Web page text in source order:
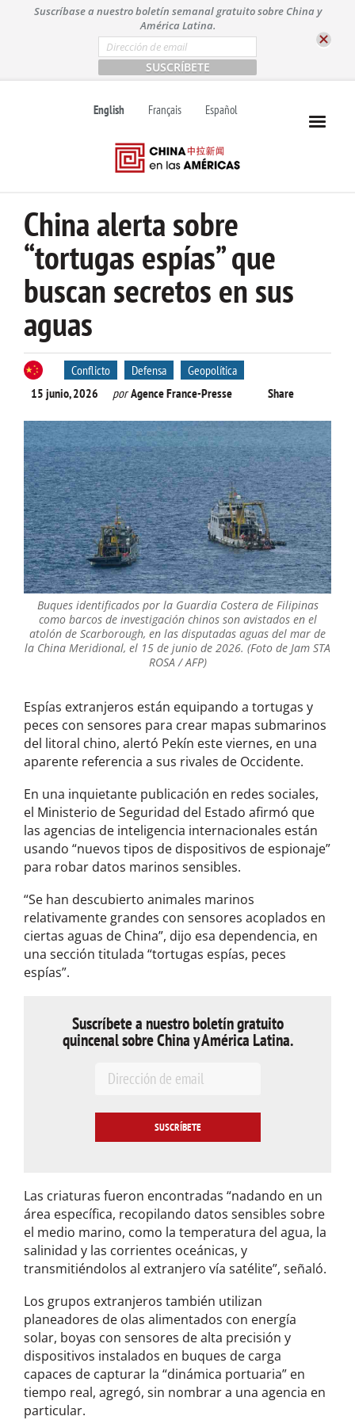
t
Suscríbase a nuestro boletín semanal gratuito sobre China y
América Latina.
E
m
a
i
*
English Français Español
China alerta sobre
“tortugas espías” que
buscan secretos en sus
aguas
Conflicto Defensa
Geopolítica
15 junio, 2026
porAgence France-Presse Share
Buques identificados por la Guardia Costera de Filipinas
como barcos de investigación chinos son avistados en el
atolón de Scarborough, en las disputadas aguas del mar de
la China Meridional, el 15 de junio de 2026. (Foto de Jam STA
ROSA / AFP)
Espías extranjeros están equipando a tortugas y
peces con sensores para crear mapas submarinos
del litoral chino, alertó Pekín este viernes, en una
aparente referencia a sus rivales de Occidente.
En una inquietante publicación en redes sociales,
el Ministerio de Seguridad del Estado afirmó que
las agencias de inteligencia internacionales están
usando “nuevos tipos de dispositivos de espionaje”
para robar datos marinos sensibles.
“Se han descubierto animales marinos
relativamente grandes con sensores acoplados en
ciertas aguas de China”, dijo esa dependencia, en
una sección titulada “tortugas espías, peces
espías”.
Suscríbete a nuestro boletín gratuito
quincenal sobre China y América Latina.
Las criaturas fueron encontradas “nadando en un
área específica, recopilando datos sensibles sobre
el medio marino, como la temperatura del agua, la
salinidad y las corrientes oceánicas, y
transmitiéndolos al extranjero vía satélite”, señaló.
Los grupos extranjeros también utilizan
planeadores de olas alimentados con energía
solar, boyas con sensores de alta precisión y
dispositivos instalados en buques de carga
capaces de capturar la “dinámica portuaria” en
tiempo real, agregó, sin nombrar a una agencia en
particular.